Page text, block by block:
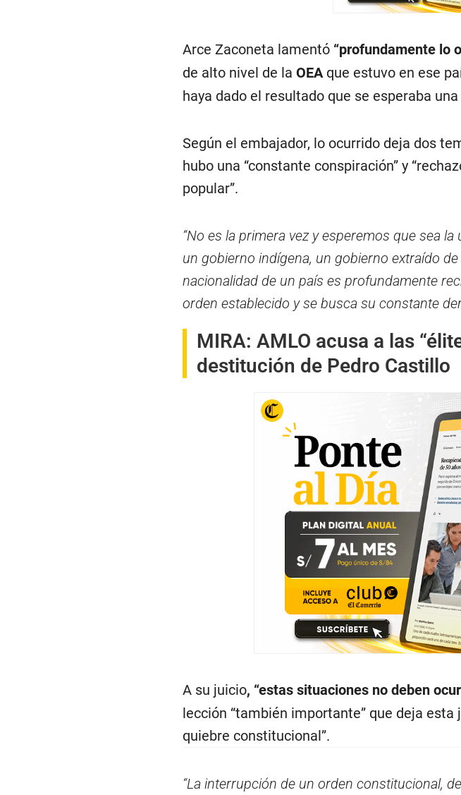
Arce Zaconeta lamentó“profundamente lo
de alto nivel de la OEA que estuvo en ese
haya dado el resultado que se esperaba una
Según el embajador, lo ocurrido deja dos
hubo una “constante conspiración” y
popular”.
“No es la primera vez y esperemos que sea
un gobierno indígena, un gobierno extraído
nacionalidad de un país es profundamente
orden establecido y se busca su constante
MIRA: AMLO acusa a las
destitución de Pedro Castillo
A su juicio, “estas situaciones no deben
lección “también importante” que deja esta
quiebre constitucional”.
“La interrupción de un orden constitucional,